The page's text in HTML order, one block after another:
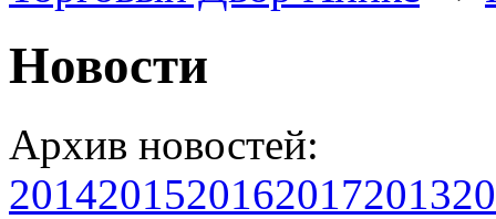
Новости
Архив новостей:
20142015201620172013